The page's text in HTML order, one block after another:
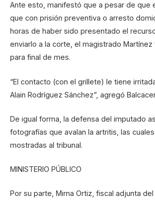
Ante esto, manifestó que a pesar de que
que con prisión preventiva o arresto
horas de haber sido presentado el
enviarlo a la corte, el magistrado Martínez
para final de mes.
“El contacto (con el grillete) le tiene
Alain Rodríguez Sánchez”, agregó
De igual forma, la defensa del imputado
fotografías que avalan la artritis, las
mostradas al tribunal.
MINISTERIO PÚBLICO
Por su parte, Mirna Ortiz, fiscal adjunta